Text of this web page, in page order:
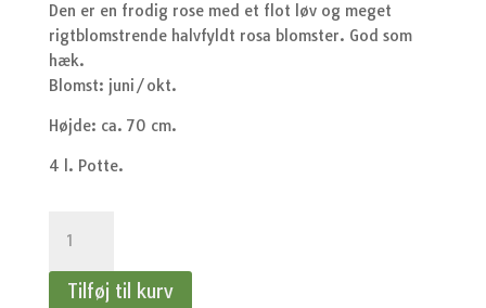
Den er en frodig rose med et flot løv og meget
rigtblomstrende halvfyldt rosa blomster. God som
hæk.
Blomst: juni/okt.
Højde: ca. 70 cm.
4 l. Potte.
Sommerwind
-
Bunddækkerose
Tilføj til kurv